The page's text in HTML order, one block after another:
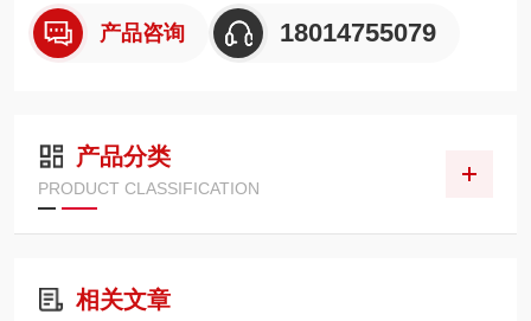
产品咨询 18014755079
产品分类
PRODUCT CLASSIFICATION
相关文章